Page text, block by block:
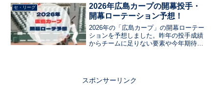
ーは誰に注目なのかなど、気になる情報
をまとめました。今年のチームの要・エ
ースとなるピッチャーは誰だ？
セ・リーグ
2026年広島カープの開幕投手・
開幕ローテーション予想！
2026年の「広島カープ」の開幕ローテー
ションを予想しました。昨年の投手成績
からチームに足りない要素や今年期待し
ッチャーは誰だ？
スポンサーリンク